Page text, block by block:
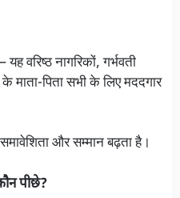
वरिष्ठ नागरिकों, गर्भवती
माता-पिता सभी के लिए मददगार
और सम्मान बढ़ता है।
पीछे?